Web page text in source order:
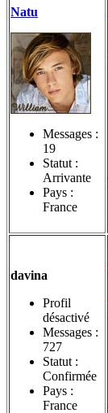
Natu
Messages :
19
Statut :
Arrivante
Pays :
France
davina
Profil
désactivé
Messages :
727
Statut :
Confirmée
Pays :
France